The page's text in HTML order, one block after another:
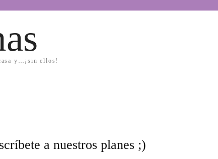
y…¡sin ellos!
a nuestros planes ;)